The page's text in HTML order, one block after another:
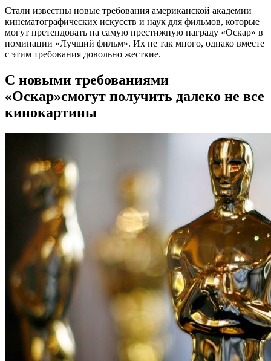
Стали известны новые требования американской академии
кинематографических искусств и наук для фильмов, которые
могут претендовать на самую престижную награду «Оскар» в
номинации «Лучший фильм». Их не так много, однако вместе
с этим требования довольно жесткие.
С новыми требованиями
«Оскар»смогут получить далеко не все
кинокартины